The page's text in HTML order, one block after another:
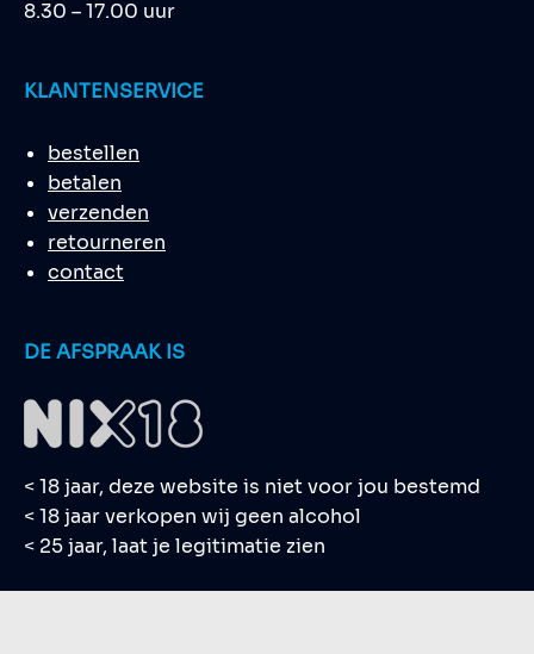
8.30 – 17.00 uur
KLANTENSERVICE
bestellen
betalen
verzenden
retourneren
contact
DE AFSPRAAK IS
< 18 jaar, deze website is niet voor jou bestemd
< 18 jaar verkopen wij geen alcohol
< 25 jaar, laat je legitimatie zien